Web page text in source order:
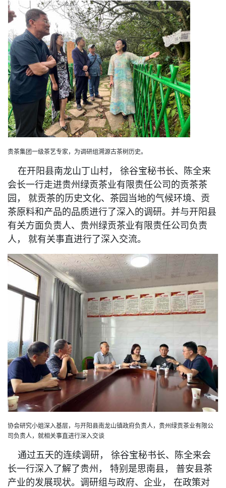
贵茶集团一级茶艺专家，为调研组溯源古茶树历史。
在开阳县南龙山丁山村， 徐谷宝秘书长、陈全来
会长一行走进贵州绿贡茶业有限责任公司的贡茶茶
园， 就贡茶的历史文化、茶园当地的气候环境、贡
茶原料和产品的品质进行了深入的调研。并与开阳县
有关方面负责人、贵州绿贡茶业有限责任公司负责
人， 就有关事直进行了深入交流。
协会研究小姐深入基层，与开阳县南龙山镇政府负责人，贵州绿贡茶业有限公
司负责人，就相关事直进行深入交谈
通过五天的连续调研， 徐谷宝秘书长、陈全来会
长一行深入了解了贵州， 特别是思南县， 普安县茶
产业的发展现状。调研组与政府、企业， 在政策对